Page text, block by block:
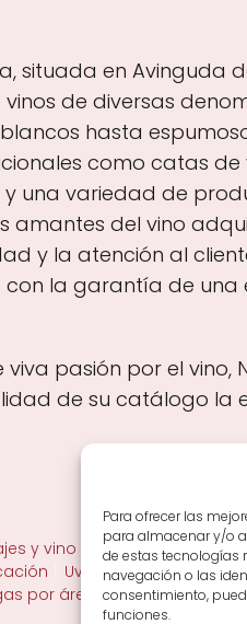
Para ofrecer las
para almacenar y/o
de estas tecnologías
navegación o las
consentimiento,
funciones.
en Avinguda
de diversas
hasta
como catas de
una variedad de
del vino
y la atención al
la garantía de una
pasión por el vino,
de su catálogo la
y vino en la mesa
Uvas y viñedo en Rioja
por área